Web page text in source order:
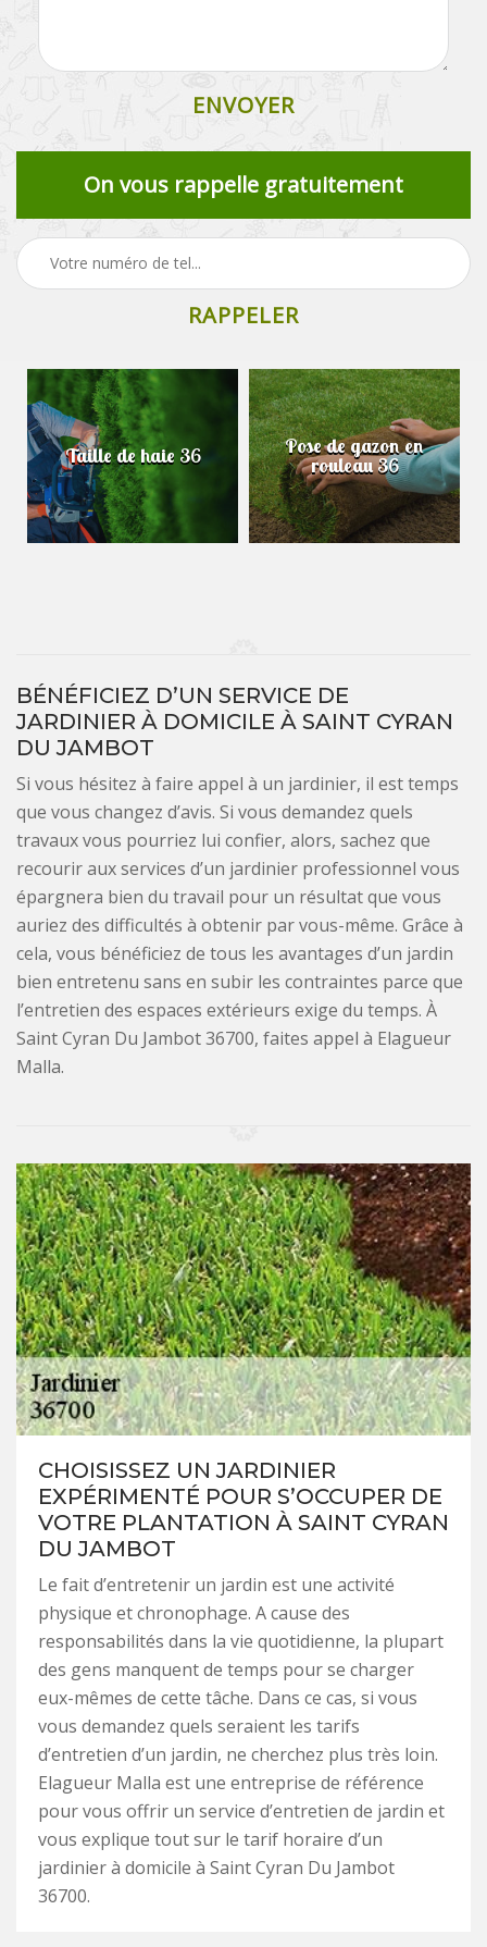
On vous rappelle gratuitement
Taille de haie 36 Pose de gazon en
rouleau 36
BÉNÉFICIEZ D’UN SERVICE DE
JARDINIER À DOMICILE À SAINT CYRAN
DU JAMBOT
Si vous hésitez à faire appel à un jardinier, il est temps
que vous changez d’avis. Si vous demandez quels
travaux vous pourriez lui confier, alors, sachez que
recourir aux services d’un jardinier professionnel vous
épargnera bien du travail pour un résultat que vous
auriez des difficultés à obtenir par vous-même. Grâce à
cela, vous bénéficiez de tous les avantages d’un jardin
bien entretenu sans en subir les contraintes parce que
l’entretien des espaces extérieurs exige du temps. À
Saint Cyran Du Jambot 36700, faites appel à Elagueur
Malla.
CHOISISSEZ UN JARDINIER
EXPÉRIMENTÉ POUR S’OCCUPER DE
VOTRE PLANTATION À SAINT CYRAN
DU JAMBOT
Le fait d’entretenir un jardin est une activité
physique et chronophage. A cause des
responsabilités dans la vie quotidienne, la plupart
des gens manquent de temps pour se charger
eux-mêmes de cette tâche. Dans ce cas, si vous
vous demandez quels seraient les tarifs
d’entretien d’un jardin, ne cherchez plus très loin.
Elagueur Malla est une entreprise de référence
pour vous offrir un service d’entretien de jardin et
vous explique tout sur le tarif horaire d’un
jardinier à domicile à Saint Cyran Du Jambot
36700.